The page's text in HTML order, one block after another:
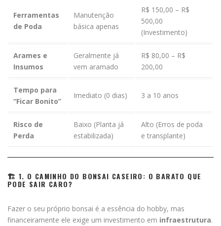
Ferramentas
de Poda
Manutenção
básica apenas
R$ 150,00 – R$
500,00
(Investimento)
Arames e
Insumos
Geralmente já
vem aramado
R$ 80,00 – R$
200,00
Tempo para
“Ficar Bonito”
Imediato (0 dias) 3 a 10 anos
Risco de
Perda
Baixo (Planta já
estabilizada)
Alto (Erros de poda
e transplante)
🏗️ 1. O CAMINHO DO BONSAI CASEIRO: O BARATO QUE
PODE SAIR CARO?
Fazer o seu próprio bonsai é a essência do hobby, mas
financeiramente ele exige um investimento em infraestrutura.